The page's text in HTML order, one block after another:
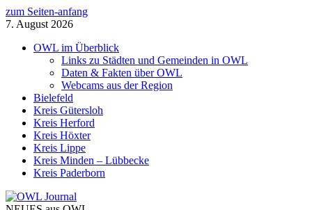
zum Seiten-anfang
7. August 2026
OWL im Überblick
Links zu Städten und Gemeinden in OWL
Daten & Fakten über OWL
Webcams aus der Region
Bielefeld
Kreis Gütersloh
Kreis Herford
Kreis Höxter
Kreis Lippe
Kreis Minden – Lübbecke
Kreis Paderborn